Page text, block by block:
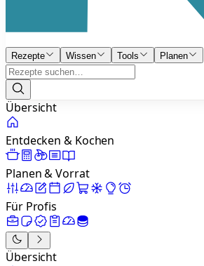
Rezepte Wissen Tools Planen
Übersicht
Entdecken & Kochen
Planen & Vorrat
Für Profis
Übersicht